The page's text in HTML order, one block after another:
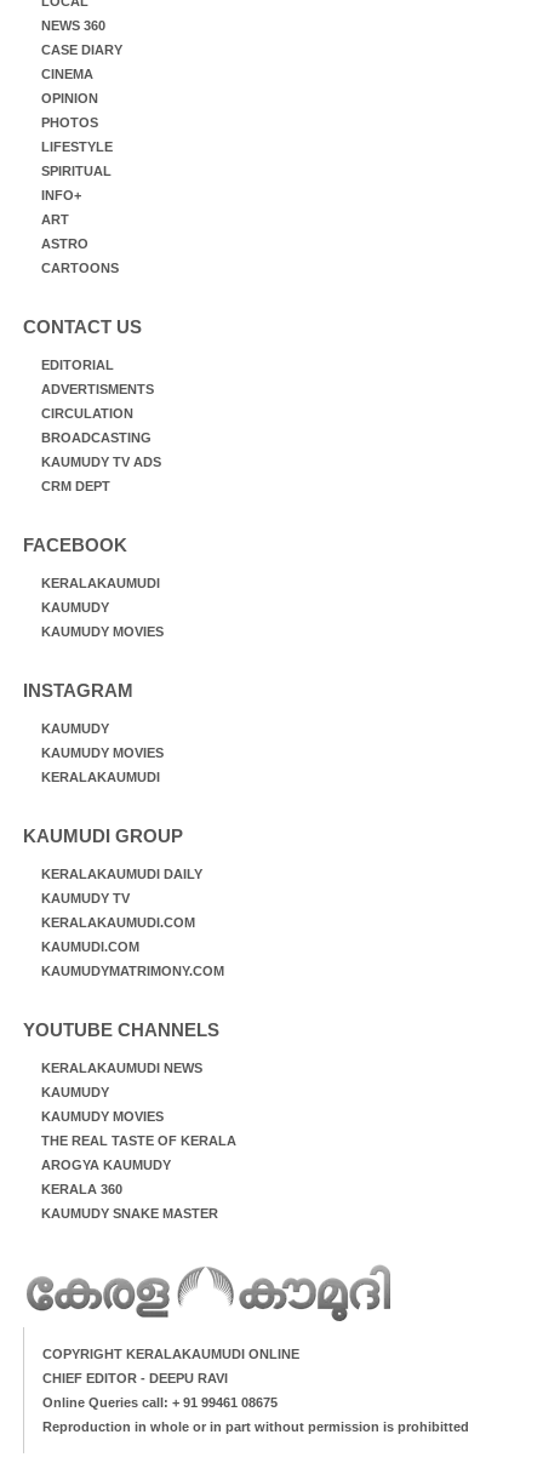
NEWS 360
CASE DIARY
CINEMA
OPINION
PHOTOS
LIFESTYLE
SPIRITUAL
INFO+
ART
ASTRO
CARTOONS
CONTACT US
EDITORIAL
ADVERTISMENTS
CIRCULATION
BROADCASTING
KAUMUDY TV ADS
CRM DEPT
FACEBOOK
KERALAKAUMUDI
KAUMUDY
KAUMUDY MOVIES
INSTAGRAM
KAUMUDY
KAUMUDY MOVIES
KERALAKAUMUDI
KAUMUDI GROUP
KERALAKAUMUDI DAILY
KAUMUDY TV
KERALAKAUMUDI.COM
KAUMUDI.COM
KAUMUDYMATRIMONY.COM
YOUTUBE CHANNELS
KERALAKAUMUDI NEWS
KAUMUDY
KAUMUDY MOVIES
THE REAL TASTE OF KERALA
AROGYA KAUMUDY
KERALA 360
KAUMUDY SNAKE MASTER
COPYRIGHT KERALAKAUMUDI ONLINE
CHIEF EDITOR - DEEPU RAVI
Online Queries call: + 91 99461 08675
Reproduction in whole or in part without permission is prohibitted